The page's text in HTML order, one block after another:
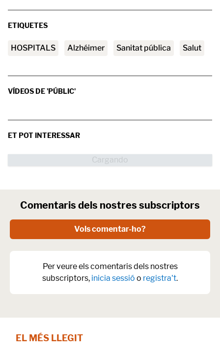
ETIQUETES
HOSPITALS alzhéimer sanitat pública Salut
VÍDEOS DE 'PÚBLIC'
ET POT INTERESSAR
Comentaris dels nostres subscriptors
Vols comentar-ho?
Per veure els comentaris dels nostres
subscriptors, inicia sessió o registra't.
EL MÉS LLEGIT